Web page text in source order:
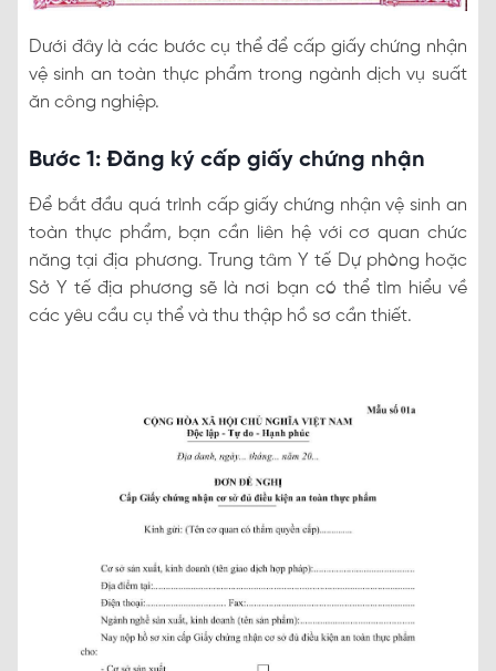
Dưới đây là các bước cụ thể để cấp giấy chứng nhận
vệ sinh an toàn thực phẩm trong ngành dịch vụ suất
ăn công nghiệp.
Bước 1: Đăng ký cấp giấy chứng nhận
Để bắt đầu quá trình cấp giấy chứng nhận vệ sinh an
toàn thực phẩm, bạn cần liên hệ với cơ quan chức
năng tại địa phương. Trung tâm Y tế Dự phòng hoặc
Sở Y tế địa phương sẽ là nơi bạn có thể tìm hiểu về
các yêu cầu cụ thể và thu thập hồ sơ cần thiết.